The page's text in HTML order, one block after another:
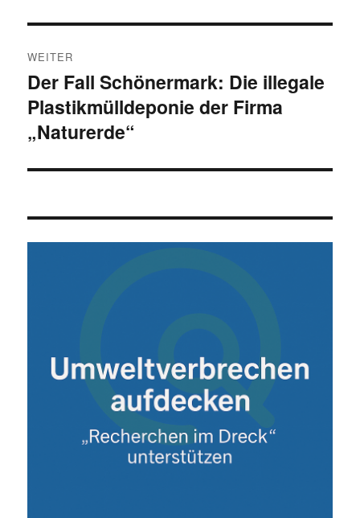
WEITER
Nächster
Beitrag:
Der Fall Schönermark: Die illegale
Plastikmülldeponie der Firma
„Naturerde“